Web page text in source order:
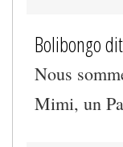
Bolibongo
Nous
Mimi, un